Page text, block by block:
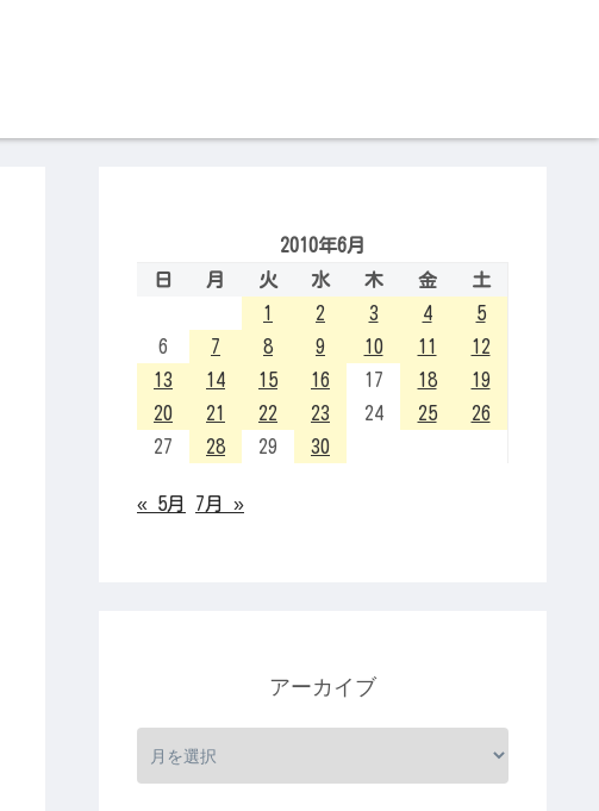
2010年6月
日
月 火 水 木 金
土
1
2 3 4
5
6
7 8 9 10 11
12
13
14 15 16 17 18
19
20
21 22 23 24 25
26
27
28 29 30
« 5月 7月 »
アーカイブ